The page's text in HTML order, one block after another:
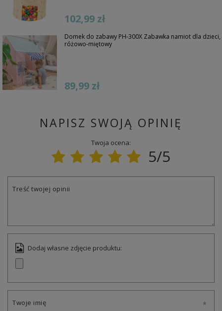
102,99 zł
Domek do zabawy PH-300X Zabawka namiot dla dzieci,
różowo-miętowy
89,99 zł
NAPISZ SWOJĄ OPINIĘ
Twoja ocena:
5/5
Treść twojej opinii
Dodaj własne zdjęcie produktu:
Twoje imię